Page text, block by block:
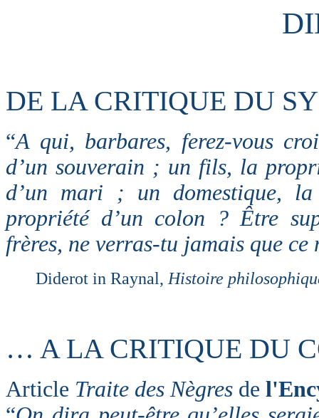
DE LA CRITIQUE DU
“A qui, barbares, ferez-vous
d’un souverain ; un fils, la
d’un mari ; un domestique,
propriété d’un colon ? Être
frères, ne verras-tu jamais que
Diderot in Raynal, Histoire
… A LA CRITIQUE DU
Article Traite des Nègres de